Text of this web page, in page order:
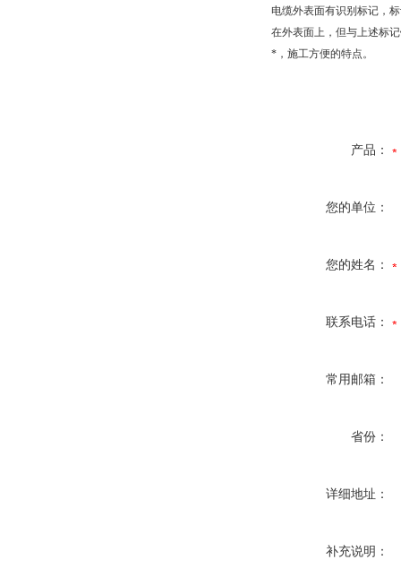
电缆外表面有识别标记，
在外表面上，但与上述标
*，施工方便的特点。
产品：
您的单位：
您的姓名：
联系电话：
常用邮箱：
省份：
详细地址：
补充说明：